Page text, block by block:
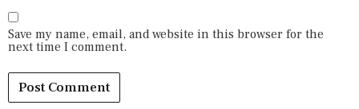
Save my name, email, and website in this browser for the
next time I comment.